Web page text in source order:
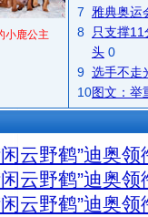
小鹿公主
7
雅典奥运
8
只支撑
头 0
9 选手不走
10图文：举
云野鹤”迪奥
云野鹤”迪奥
云野鹤”迪奥